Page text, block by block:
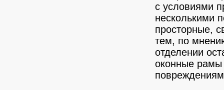
с условиями
несколькими
просторные,
тем, по
отделении
оконные рамы